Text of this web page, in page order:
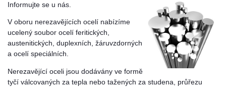
Informujte se u nás.
V oboru nerezavějících ocelí nabízíme
ucelený soubor ocelí feritických,
austenitických, duplexních, žáruvzdorných
a ocelí speciálních.
Nerezavějící oceli jsou dodávány ve formě
tyčí válcovaných za tepla nebo tažených za studena, průřezu